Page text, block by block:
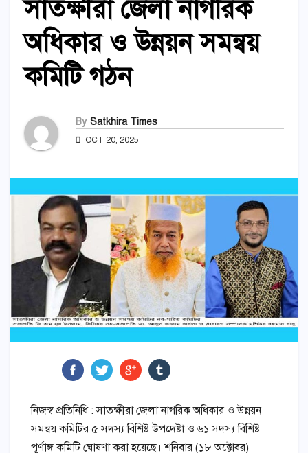
সাতক্ষীরা জেলা নাগরিক
অধিকার ও উন্নয়ন সমন্বয়
কমিটি গঠন
By Satkhira Times
OCT 20, 2025
নিজস্ব প্রতিনিধি : সাতক্ষীরা জেলা নাগরিক অধিকার ও উন্নয়ন
সমন্বয় কমিটির ৫ সদস্য বিশিষ্ট উপদেষ্টা ও ৬১ সদস্য বিশিষ্ট
পূর্ণাঙ্গ কমিটি ঘোষণা করা হয়েছে। শনিবার (১৮ অক্টোবর)